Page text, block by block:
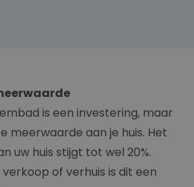
is een investering, maar
meerwaarde aan je huis. Het
uw huis stijgt tot wel 20%.
of verhuis is dit een